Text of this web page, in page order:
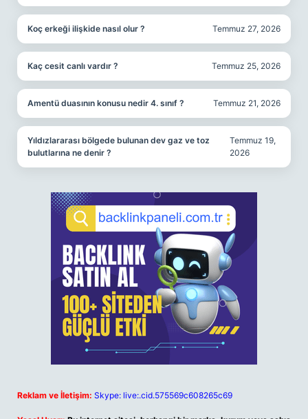
Koç erkeği ilişkide nasıl olur ? Temmuz 27, 2026
Kaç cesit canlı vardır ? Temmuz 25, 2026
Amentü duasının konusu nedir 4. sınıf ? Temmuz 21, 2026
Yıldızlararası bölgede bulunan dev gaz ve toz
bulutlarına ne denir ?
Temmuz 19,
2026
Reklam ve İletişim: Skype: live:.cid.575569c608265c69